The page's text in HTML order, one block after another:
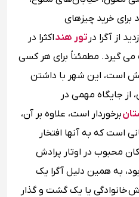
خرید چیزهای
از آگرا در تور هنداکثرا در
گیرد. مطمئناً برای هر کسی
است، این شهر با داشتن
از جایگاه مهمی در
برخوردار است، علاوه بر آن،
است که به آنها افتخار
محبوب در اوتار پرادش
به همین دلیل آگرا یک
خانوادگی یا یک گشت و گذار